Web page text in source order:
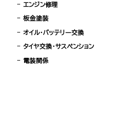
エンジン修理
板金塗装
オイル・バッテリー交換
タイヤ交換・サスペンション
電装関係